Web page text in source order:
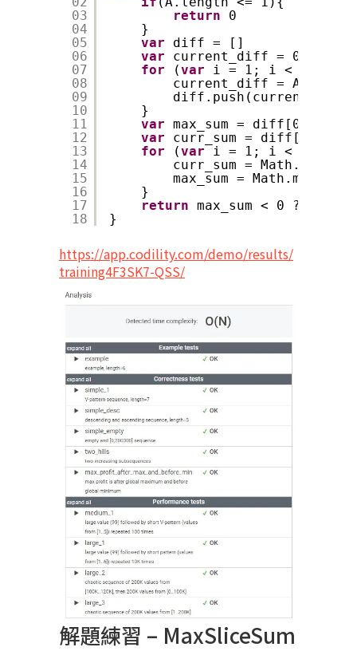
03
04
05
06
07
08
09
10
11
12
13
14
15
16
17
18
return
0
}
var
diff = []
var
current_diff = 0
for
(var
i = 1; i <
current_diff = A[i] -
diff.push(current_diff)
}
var max_sum = diff[0]
var
curr_sum = diff[0]
for
(var
i = 1; i <
curr_sum =
max_sum =
}
return max_sum < 0 ?
}
https://app.codility.com/demo/results/
training4F3SK7-QSS/
解題練習 – MaxSliceSum